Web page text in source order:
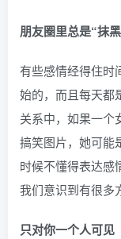
朋友圈里总是“抹
有些感情经得住时
始的，而且每天都
关系中，如果一个
搞笑图片，她可能
时候不懂得表达感
我们意识到有很多
只对你一个人可见